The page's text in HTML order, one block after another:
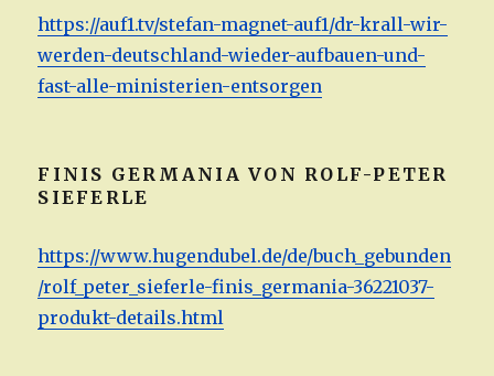
https://auf1.tv/stefan-magnet-auf1/dr-krall-wir-
werden-deutschland-wieder-aufbauen-und-
fast-alle-ministerien-entsorgen
FINIS GERMANIA VON ROLF-PETER
SIEFERLE
https://www.hugendubel.de/de/buch_gebunden
/rolf_peter_sieferle-finis_germania-36221037-
produkt-details.html